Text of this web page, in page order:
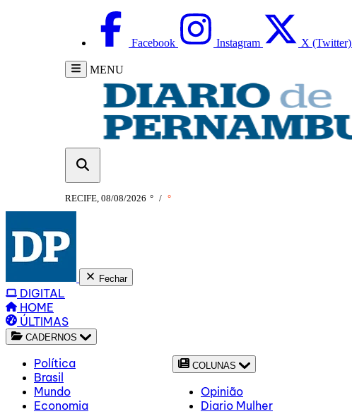
Facebook Instagram X (Twitter)
MENU
RECIFE, 08/08/2026 ° / °
Fechar
DIGITAL
HOME
ÚLTIMAS
CADERNOS
Política
Brasil
Mundo
Economia
COLUNAS
Opinião
Diario Mulher